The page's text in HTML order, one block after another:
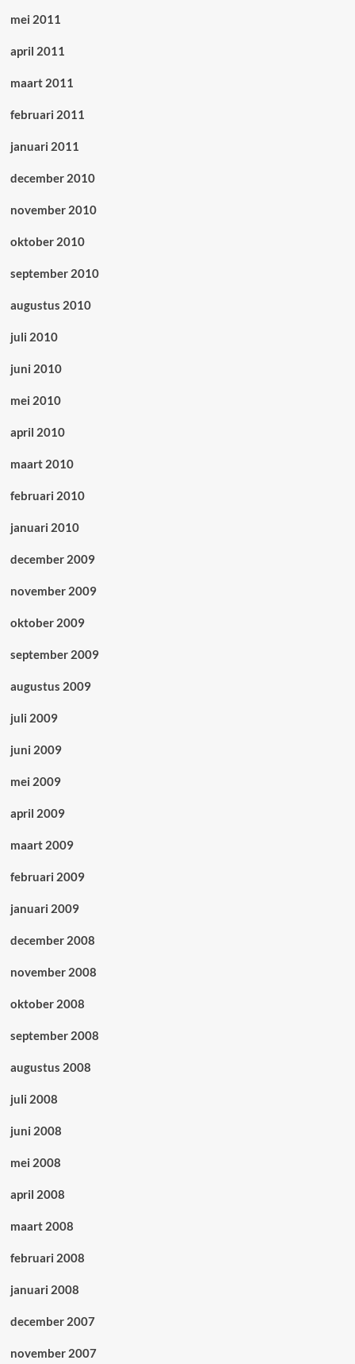
mei 2011
april 2011
maart 2011
februari 2011
januari 2011
december 2010
november 2010
oktober 2010
september 2010
augustus 2010
juli 2010
juni 2010
mei 2010
april 2010
maart 2010
februari 2010
januari 2010
december 2009
november 2009
oktober 2009
september 2009
augustus 2009
juli 2009
juni 2009
mei 2009
april 2009
maart 2009
februari 2009
januari 2009
december 2008
november 2008
oktober 2008
september 2008
augustus 2008
juli 2008
juni 2008
mei 2008
april 2008
maart 2008
februari 2008
januari 2008
december 2007
november 2007